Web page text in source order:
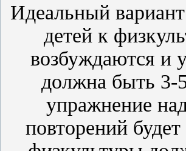
Идеальный
детей к
возбуждаются и
должна быть 3-
упражнение
повторений